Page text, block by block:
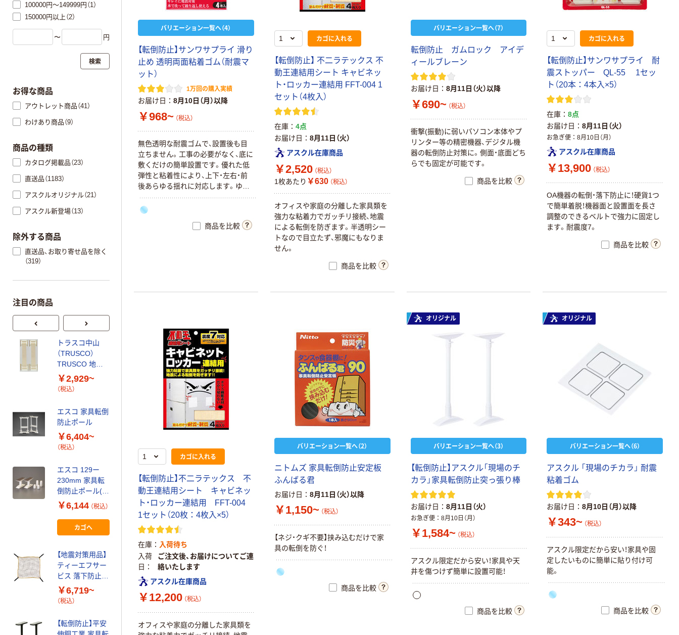
バリエーション一覧へ（4）
【転倒防止】サンワサプライ 滑り
止め 透明両面粘着ゴム（耐震マ
ット）
1万回の購入実績
お届け日 8月10日（月）以降
￥968~ （税込）
無色透明な耐震ゴムで、設置後も目
立ちません。工事の必要がなく、底に
敷くだけの簡単設置です。優れた低
弾性と粘着性により、上下・左右・前
後あらゆる揺れに対応します。ゆっ
くりはがせばクリアに元通り、汚れ
た場合は水で洗うことで、繰り返し
スチレン系エラストマー素材を使用
商品を比較
カゴに入れる
【転倒防止】 不二ラテックス 不
動王連結用シート キャビネッ
ト・ロッカー連結用 FFT-004 1
セット（4枚入）
在庫
4点
お届け日
8月11日（火）
アスクル在庫商品
￥2,520 （税込）
1枚あたり ￥630 （税込）
オフィスや家庭の分離した家具類を
強力な粘着力でガッチリ接続、地震
による転倒を防ぎます。半透明シー
トなので目立たず、邪魔にもなりま
せん。
商品を比較
バリエーション一覧へ（7）
転倒防止 ガムロック アイデ
ィールブレーン
お届け日 8月11日（火）以降
￥690~ （税込）
衝撃(振動)に弱いパソコン本体やプ
リンター等の精密機器、デジタル機
器の転倒防止対策に。側面・底面どち
らでも固定が可能です。
商品を比較
カゴに入れる
【転倒防止】サンワサプライ 耐
震ストッパー QL-55 1セッ
ト（20本：4本入×5）
在庫
8点
お届け日
8月11日（火）
お急ぎ便 8月10日（月）
アスクル在庫商品
￥13,900 （税込）
OA機器の転倒・落下防止に！硬貨1つ
で簡単着脱！機器面と設置面を長さ
調整のできるベルトで強力に固定し
ます。耐震度7。
商品を比較
カゴに入れる
【転倒防止】不二ラテックス 不
動王連結用シート キャビネッ
ト・ロッカー連結用 FFT-004
1セット（20枚：4枚入×5）
在庫
入荷待ち
入荷
日
ご注文後、お届けについてご連
絡いたします
アスクル在庫商品
￥12,200 （税込）
オフィスや家庭の分離した家具類を
バリエーション一覧へ（2）
ニトムズ 家具転倒防止安定板
ふんばる君
お届け日 8月11日（火）以降
￥1,150~ （税込）
【ネジ・クギ不要】挟み込むだけで家
具の転倒を防ぐ！
商品を比較
オリジナル
バリエーション一覧へ（3）
【転倒防止】アスクル「現場のチ
カラ」家具転倒防止突っ張り棒
お届け日 8月11日（火）
お急ぎ便 8月10日（月）
￥1,584~ （税込）
アスクル限定だから安い！家具や天
井を傷つけず簡単に設置可能！
商品を比較
オリジナル
バリエーション一覧へ（6）
アスクル 「現場のチカラ」 耐震
粘着ゴム
お届け日 8月10日（月）以降
￥343~ （税込）
アスクル限定だから安い！家具や固
定したいものに簡単に貼り付け可
能。
商品を比較
100000円～149999円（1）
150000円以上（2）
〜 円
検索
お得な商品
アウトレット商品（41）
わけあり商品（9）
商品の種類
カタログ掲載品（23）
直送品（1183）
アスクルオリジナル（21）
アスクル新登場（13）
除外する商品
直送品、お取り寄せ品を除く
（319）
注目の商品
トラスコ中山
（TRUSCO）
TRUSCO 地震
対策 転倒防止ゴ
ムベルト FPRB
￥2,929~
（税込）
エスコ 家具転倒
防止ポール
￥6,404~
（税込）
エスコ 129ー
230mm 家具転
倒防止ポール(2
本) EA979BE-1
1セット(3組)（直
送品）
￥6,144 （税込）
カゴへ
【地震対策用品】
ティーエフサー
ビス 落下防止ネ
ット ボルト止め
￥6,719~
（税込）
【転倒防止】平安
Gマット （粘着
マット） 丸型タ
イプ
￥1,083~
（税込）
【転倒防止】キン
グジム モニタ
MTB70 1個
￥2,760 （税込）
【防災頭巾】アイ
リスオーヤマ 防
災頭巾 フリーサ
イズ 防災用品
300 １枚
￥1,700
カゴへ
ハインズワーク
両面耐震ジェル
テープ
（税込）
TFサービス イ
ーガードラック
用 （黒） EGR
￥2,043~
【転倒防止】キン
グジム 地震対策
￥2,912~
トラスコ中山
棚用落下防止ゴ
￥549~
カーボーイ CAR
ーBOY クリアキ
ャビネットロッ
ク BS-45 1セッ
￥810
￥6,404~
エスコ 129ー
230mm 家具転
倒防止ポール(2
本) EA979BE-1
1セット(3組)（直
￥6,144 （税込）
カゴへ
ティーエフサー
ビス 落下防止ネ
ット ボルト止め
￥6,719~